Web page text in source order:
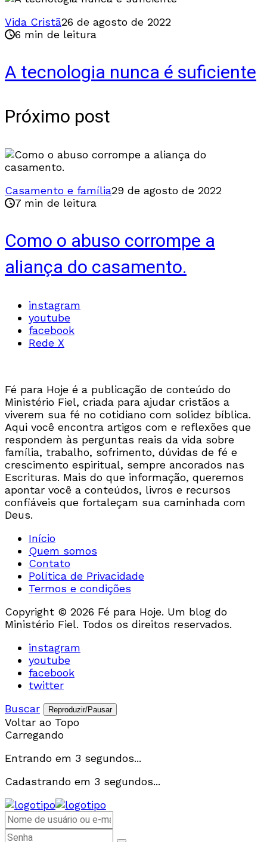
Vida Cristã26 de agosto de 2022
6 min de leitura
A tecnologia nunca é suficiente
Próximo post
Casamento e família29 de agosto de 2022
7 min de leitura
Como o abuso corrompe a
aliança do casamento.
instagram
youtube
facebook
Rede X
Fé para Hoje é a publicação de conteúdo do
Ministério Fiel, criada para ajudar cristãos a
viverem sua fé no cotidiano com solidez bíblica.
Aqui você encontra artigos com e reflexões que
respondem às perguntas reais da vida sobre
família, trabalho, sofrimento, dúvidas de fé e
crescimento espiritual, sempre ancorados nas
Escrituras. Mais do que informação, queremos
apontar você a conteúdos, livros e recursos
confiáveis que fortaleçam sua caminhada com
Deus.
Início
Quem somos
Contato
Política de Privacidade
Termos e condições
Copyright © 2026 Fé para Hoje. Um blog do
Ministério Fiel. Todos os direitos reservados.
instagram
youtube
facebook
twitter
Buscar
Reproduzir/Pausar
Voltar ao Topo
Carregando
Entrando em 3 segundos...
Cadastrando em 3 segundos...